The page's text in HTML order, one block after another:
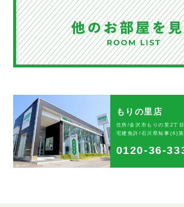
もりの里店
住所/金沢市もりの里2丁
宅建免許/石川県知事(6)
0120-36-